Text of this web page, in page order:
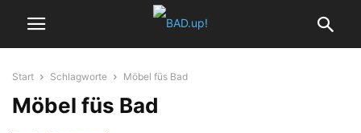
Start Schlagworte Möbel füs Bad
Möbel füs Bad